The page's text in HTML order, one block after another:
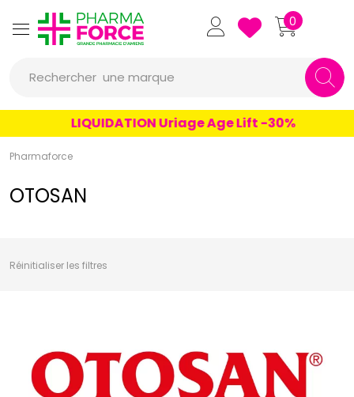
Pharmaforce Grande Pharmacie
0
Rechercher
un conseil
un produit
une marque
LIQUIDATION Uriage Age Lift -30%
Pharmaforce
OTOSAN
Réinitialiser les filtres